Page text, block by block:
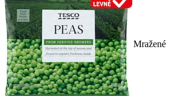
Mražené